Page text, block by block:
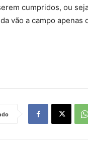
cumpridos, ou
vão a campo apenas